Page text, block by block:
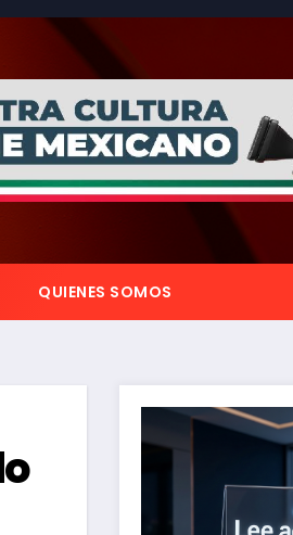
QUIENES SOMOS